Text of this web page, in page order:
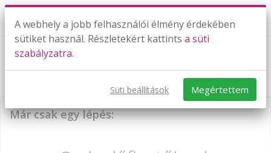
n-edik gyök, törtkitevős hatvány -
gyakorlás
Már csak egy lépés:
A webhely a jobb felhasználói élmény érdekében
sütiket használ. Részletekért kattints a süti
szabályzatra.
Süti beállítások Megértettem